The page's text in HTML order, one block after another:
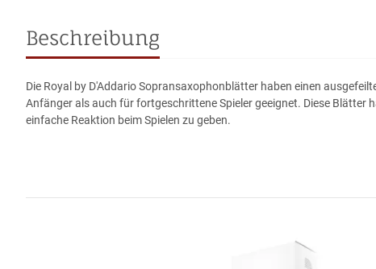
Beschreibung
Die Royal by D'Addario Sopransaxophonblätter haben einen
Anfänger als auch für fortgeschrittene Spieler geeignet. Diese Blätter
einfache Reaktion beim Spielen zu geben.